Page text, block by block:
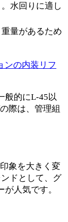
水回りに適し
量があるため
ンの内装リフ
般的にL-45以
際は、管理組
象を大きく変
ドとして、グ
人気です。